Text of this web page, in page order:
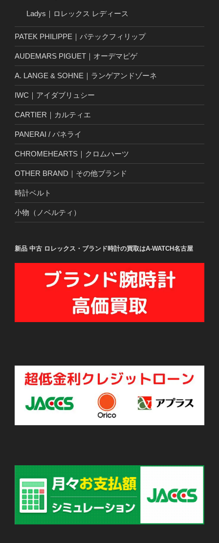
Ladys｜ロレックス レディース
PATEK PHILIPPE｜パテックフィリップ
AUDEMARS PIGUET｜オーデマピゲ
A. LANGE & SOHNE｜ランゲアンドゾーネ
IWC｜アイダブリュシー
CARTIER｜カルティエ
PANERAI / パネライ
CHROMEHEARTS｜クロムハーツ
OTHER BRAND｜その他ブランド
時計ベルト
小物（ノベルティ）
新品 中古 ロレックス・ブランド時計の買取はA-WATCH名古屋